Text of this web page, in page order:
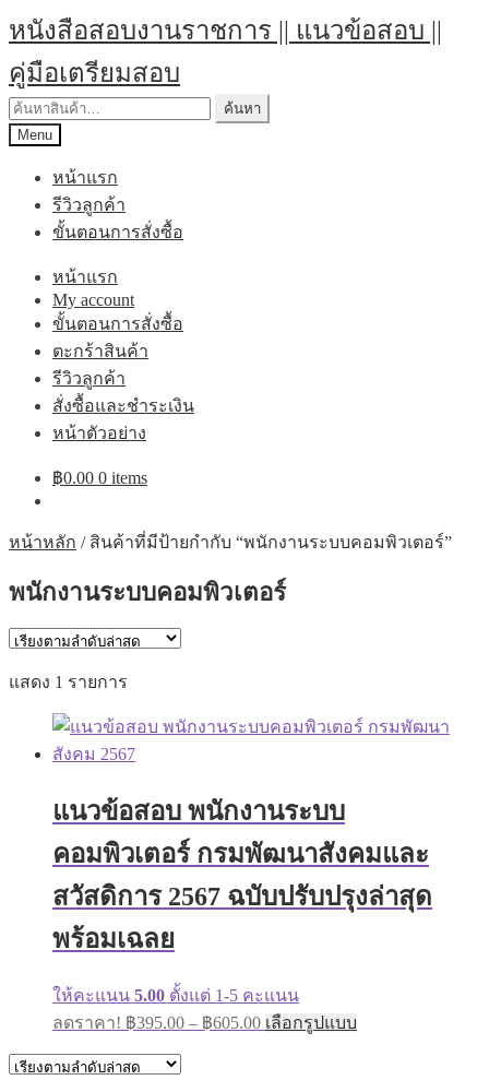
Skip
to
navigation
Skip
to
content
หนังสือสอบงานราชการ || แนวข้อสอบ ||
คู่มือเตรียมสอบ
ค้นหา:
ค้นหา
Menu
หน้าแรก
รีวิวลูกค้า
ขั้นตอนการสั่งซื้อ
หน้าแรก
My account
ขั้นตอนการสั่งซื้อ
ตะกร้าสินค้า
รีวิวลูกค้า
สั่งซื้อและชำระเงิน
หน้าตัวอย่าง
฿0.00 0 items
หน้าหลัก / สินค้าที่มีป้ายกำกับ “พนักงานระบบคอมพิวเตอร์”
พนักงานระบบคอมพิวเตอร์
แสดง 1 รายการ
แนวข้อสอบ พนักงานระบบ
คอมพิวเตอร์ กรมพัฒนาสังคมและ
สวัสดิการ 2567 ฉบับปรับปรุงล่าสุด
พร้อมเฉลย
ให้คะแนน 5.00 ตั้งแต่ 1-5 คะแนน
ลดราคา! ฿395.00 – ฿605.00Price
range:
เลือกรูปแบบ
product